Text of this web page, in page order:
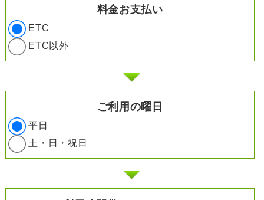
料金お支払い
ETC
ETC以外
ご利用の曜日
平日
土・日・祝日